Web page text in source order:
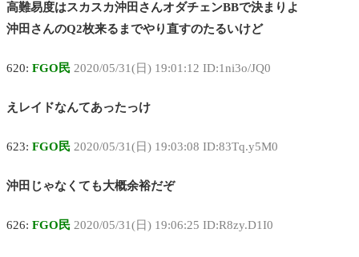
高難易度はスカスカ沖田さんオダチェンBBで決まりよ
沖田さんのQ2枚来るまでやり直すのたるいけど
620: FGO民 2020/05/31(日) 19:01:12 ID:1ni3o/JQ0
えレイドなんてあったっけ
623: FGO民 2020/05/31(日) 19:03:08 ID:83Tq.y5M0
沖田じゃなくても大概余裕だぞ
626: FGO民 2020/05/31(日) 19:06:25 ID:R8zy.D1I0